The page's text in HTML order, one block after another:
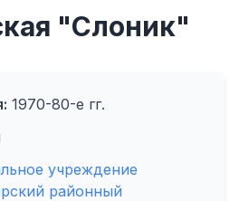
"Слоник"
1970-80-е гг.
учреждение
районный